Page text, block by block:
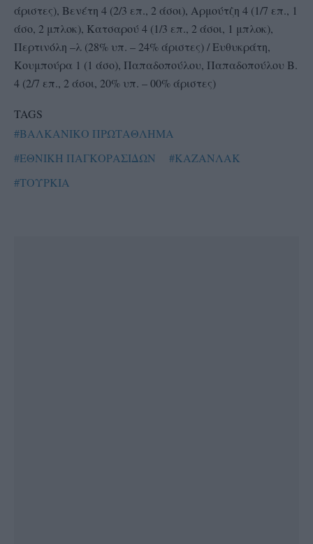
άριστες), Βενέτη 4 (2/3 επ., 2 άσοι), Αρμούτζη 4 (1/7 επ., 1
άσο, 2 μπλοκ), Κατσαρού 4 (1/3 επ., 2 άσοι, 1 μπλοκ),
Περτινόλη –λ (28% υπ. – 24% άριστες) / Ευθυκράτη,
Κουμπούρα 1 (1 άσο), Παπαδοπούλου, Παπαδοπούλου Β.
4 (2/7 επ., 2 άσοι, 20% υπ. – 00% άριστες)
TAGS
#ΒΑΛΚΑΝΙΚΟ ΠΡΩΤΑΘΛΗΜΑ
#ΕΘΝΙΚΗ ΠΑΓΚΟΡΑΣΙΔΩΝ
#ΚΑΖΑΝΛΑΚ
#ΤΟΥΡΚΙΑ